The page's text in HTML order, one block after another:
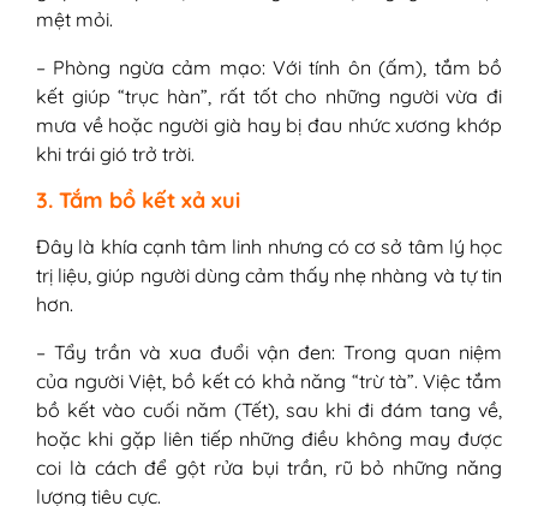
mệt mỏi.
– Phòng ngừa cảm mạo: Với tính ôn (ấm), tắm bồ
kết giúp “trục hàn”, rất tốt cho những người vừa đi
mưa về hoặc người già hay bị đau nhức xương khớp
khi trái gió trở trời.
3. Tắm bồ kết xả xui
Đây là khía cạnh tâm linh nhưng có cơ sở tâm lý học
trị liệu, giúp người dùng cảm thấy nhẹ nhàng và tự tin
hơn.
– Tẩy trần và xua đuổi vận đen: Trong quan niệm
của người Việt, bồ kết có khả năng “trừ tà”. Việc tắm
bồ kết vào cuối năm (Tết), sau khi đi đám tang về,
hoặc khi gặp liên tiếp những điều không may được
coi là cách để gột rửa bụi trần, rũ bỏ những năng
lượng tiêu cực.